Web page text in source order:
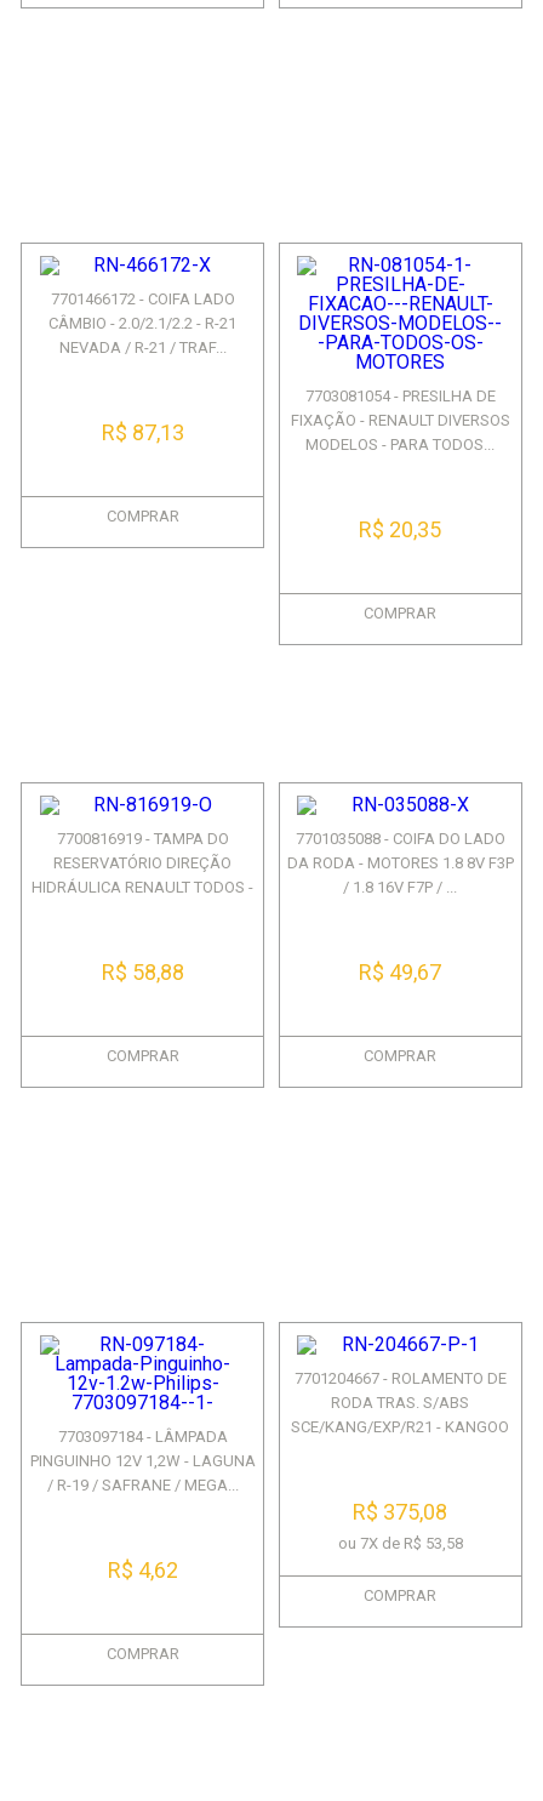
7701466172 - COIFA LADO
CÂMBIO - 2.0/2.1/2.2 - R-21
NEVADA / R-21 / TRAF...
R$ 87,13
COMPRAR
7703081054 - PRESILHA DE
FIXAÇÃO - RENAULT DIVERSOS
MODELOS - PARA TODOS...
R$ 20,35
COMPRAR
7700816919 - TAMPA DO
RESERVATÓRIO DIREÇÃO
HIDRÁULICA RENAULT TODOS -
R$ 58,88
COMPRAR
7701035088 - COIFA DO LADO
DA RODA - MOTORES 1.8 8V F3P
/ 1.8 16V F7P / ...
R$ 49,67
COMPRAR
7703097184 - LÂMPADA
PINGUINHO 12V 1,2W - LAGUNA
/ R-19 / SAFRANE / MEGA...
R$ 4,62
COMPRAR
7701204667 - ROLAMENTO DE
RODA TRAS. S/ABS
SCE/KANG/EXP/R21 - KANGOO
R$ 375,08
ou 7X de R$ 53,58
COMPRAR